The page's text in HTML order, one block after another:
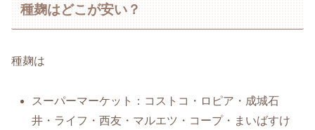
種麹はどこが安い？
種麹は
スーパーマーケット：コストコ・ロピア・成城石
井・ライフ・西友・マルエツ・コープ・まいばすけ